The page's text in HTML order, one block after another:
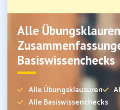
Alle
Basiswissenchecks
Alle Übungsklausuren
Alle Basiswissenchecks